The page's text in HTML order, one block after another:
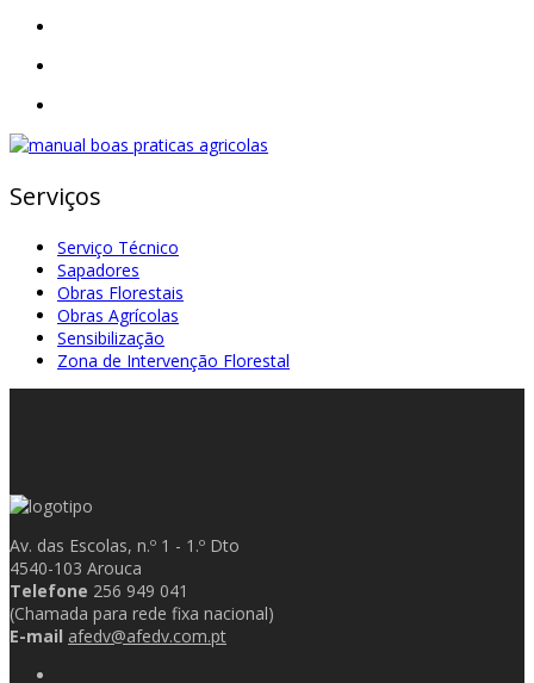
Serviços
Serviço Técnico
Sapadores
Obras Florestais
Obras Agrícolas
Sensibilização
Zona de Intervenção Florestal
Av. das Escolas, n.º 1 - 1.º Dto
4540-103 Arouca
Telefone 256 949 041
(Chamada para rede fixa nacional)
E-mail afedv@afedv.com.pt